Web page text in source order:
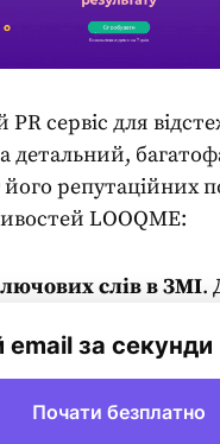
PRсервіс для
детальний,
репутаційних
LOOQME:
слів в ЗМІ.
потрібно
згадування в
PRдля
email за секунди
Почати безплатно